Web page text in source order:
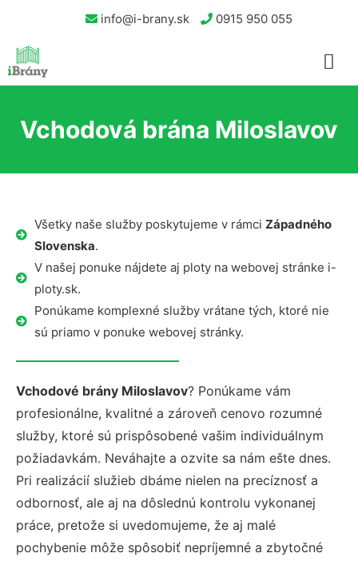
info@i-brany.sk 0915 950 055
Vchodová brána Miloslavov
Všetky naše služby poskytujeme v rámci Západného
Slovenska.
V našej ponuke nájdete aj ploty na webovej stránke i-
ploty.sk.
Ponúkame komplexné služby vrátane tých, ktoré nie
sú priamo v ponuke webovej stránky.
Vchodové brány Miloslavov? Ponúkame vám
profesionálne, kvalitné a zároveň cenovo rozumné
služby, ktoré sú prispôsobené vašim individuálnym
požiadavkám. Neváhajte a ozvite sa nám ešte dnes.
Pri realizácií služieb dbáme nielen na precíznosť a
odbornosť, ale aj na dôslednú kontrolu vykonanej
práce, pretože si uvedomujeme, že aj malé
pochybenie môže spôsobiť nepríjemné a zbytočné